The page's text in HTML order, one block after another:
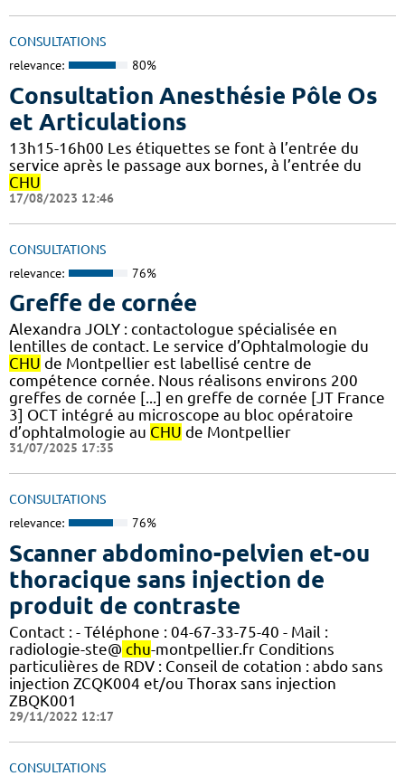
CONSULTATIONS
relevance: 80%
Consultation Anesthésie Pôle Os
et Articulations
13h15-16h00 Les étiquettes se font à l’entrée du
service après le passage aux bornes, à l’entrée du
CHU
17/08/2023 12:46
CONSULTATIONS
relevance: 76%
Greffe de cornée
Alexandra JOLY : contactologue spécialisée en
lentilles de contact. Le service d’Ophtalmologie du
CHU de Montpellier est labellisé centre de
compétence cornée. Nous réalisons environs 200
greffes de cornée [...] en greffe de cornée [JT France
3] OCT intégré au microscope au bloc opératoire
d’ophtalmologie au CHU de Montpellier
31/07/2025 17:35
CONSULTATIONS
relevance: 76%
Scanner abdomino-pelvien et-ou
thoracique sans injection de
produit de contraste
Contact : - Téléphone : 04-67-33-75-40 - Mail :
radiologie-ste@ chu-montpellier.fr Conditions
particulières de RDV : Conseil de cotation : abdo sans
injection ZCQK004 et/ou Thorax sans injection
ZBQK001
29/11/2022 12:17
CONSULTATIONS